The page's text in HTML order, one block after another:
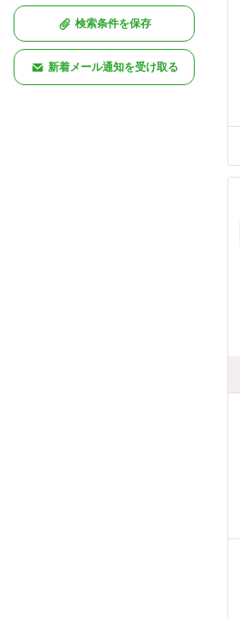
検索条件を保存
新着メール通知を受け取る